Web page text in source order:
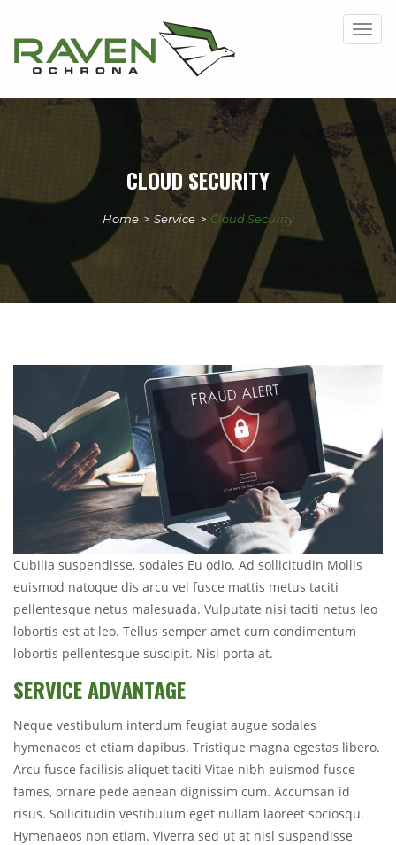
CLOUD SECURITY
Home > Service > Cloud Security
Cubilia suspendisse, sodales Eu odio. Ad sollicitudin Mollis
euismod natoque dis arcu vel fusce mattis metus taciti
pellentesque netus malesuada. Vulputate nisi taciti netus leo
lobortis est at leo. Tellus semper amet cum condimentum
lobortis pellentesque suscipit. Nisi porta at.
SERVICE ADVANTAGE
Neque vestibulum interdum feugiat augue sodales
hymenaeos et etiam dapibus. Tristique magna egestas libero.
Arcu fusce facilisis aliquet taciti Vitae nibh euismod fusce
fames, ornare pede aenean dignissim cum. Accumsan id
risus. Sollicitudin vestibulum eget nullam laoreet sociosqu.
Hymenaeos non etiam. Viverra sed ut at nisl suspendisse